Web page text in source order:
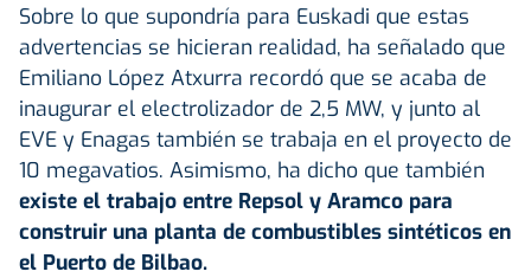
Sobre lo que supondría para Euskadi que estas
advertencias se hicieran realidad, ha señalado que
Emiliano López Atxurra recordó que se acaba de
inaugurar el electrolizador de 2,5 MW, y junto al
EVE y Enagas también se trabaja en el proyecto de
10 megavatios. Asimismo, ha dicho que también
existe el trabajo entre Repsol y Aramco para
construir una planta de combustibles sintéticos en
el Puerto de Bilbao.